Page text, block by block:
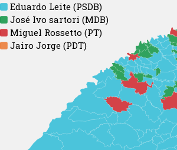
Eduardo Leite (PSDB)
José Ivo sartori (MDB)
Miguel Rossetto (PT)
Jairo Jorge (PDT)